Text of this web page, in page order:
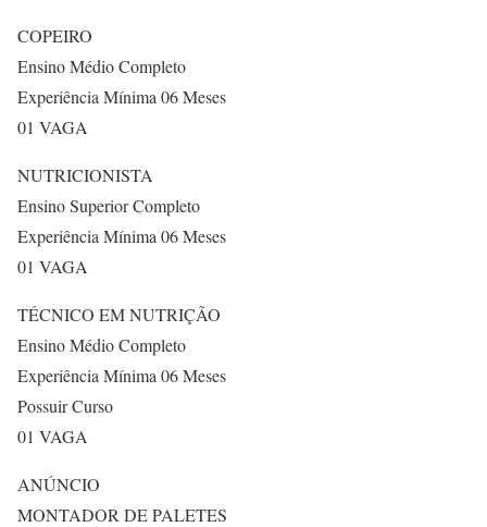
COPEIRO
Ensino Médio Completo
Experiência Mínima 06 Meses
01 VAGA
NUTRICIONISTA
Ensino Superior Completo
Experiência Mínima 06 Meses
01 VAGA
TÉCNICO EM NUTRIÇÃO
Ensino Médio Completo
Experiência Mínima 06 Meses
Possuir Curso
01 VAGA
ANÚNCIO
MONTADOR DE PALETES